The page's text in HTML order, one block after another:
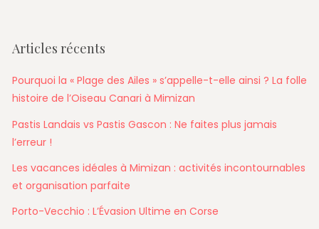
Articles récents
Pourquoi la « Plage des Ailes » s’appelle-t-elle ainsi ? La folle
histoire de l’Oiseau Canari à Mimizan
Pastis Landais vs Pastis Gascon : Ne faites plus jamais
l’erreur !
Les vacances idéales à Mimizan : activités incontournables
et organisation parfaite
Porto-Vecchio : L’Évasion Ultime en Corse